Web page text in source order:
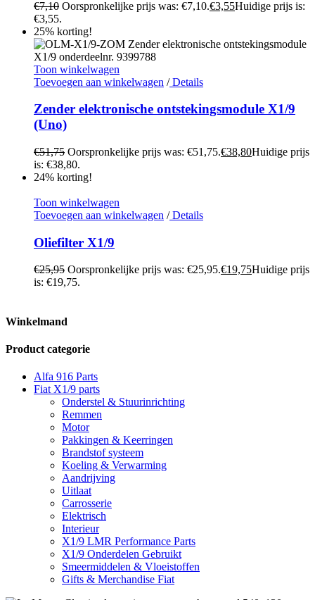
€7,10 Oorspronkelijke prijs was: €7,10.€3,55Huidige prijs is:
€3,55.
25% korting!
Toon winkelwagen
Toevoegen aan winkelwagen /Details
Zender elektronische ontstekingsmodule X1/9
(Uno)
€51,75 Oorspronkelijke prijs was: €51,75.€38,80Huidige prijs
is: €38,80.
24% korting!
Toon winkelwagen
Toevoegen aan winkelwagen /Details
Oliefilter X1/9
€25,95 Oorspronkelijke prijs was: €25,95.€19,75Huidige prijs
is: €19,75.
Winkelmand
Product categorie
Alfa 916 Parts
Fiat X1/9 parts
Onderstel & Stuurinrichting
Remmen
Motor
Pakkingen & Keerringen
Brandstof systeem
Koeling & Verwarming
Aandrijving
Uitlaat
Carrosserie
Elektrisch
Interieur
X1/9 LMR Performance Parts
X1/9 Onderdelen Gebruikt
Smeermiddelen & Vloeistoffen
Gifts & Merchandise Fiat